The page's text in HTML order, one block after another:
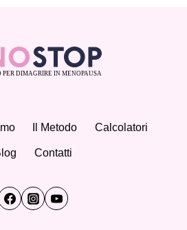
Il Metodo Calcolatori
Contatti